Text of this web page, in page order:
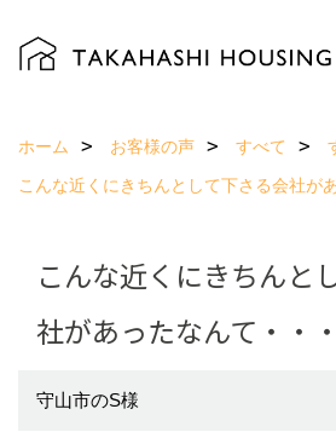
ホーム お客様の声 すべて
こんな近くにきちんとして下さる会社が
こんな近くにきちんと
社があったなんて・・・
守山市のS様